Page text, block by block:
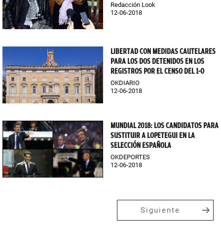
Redacción Look
12-06-2018
LIBERTAD CON MEDIDAS CAUTELARES
PARA LOS DOS DETENIDOS EN LOS
REGISTROS POR EL CENSO DEL 1-O
OKDIARIO
12-06-2018
MUNDIAL 2018: LOS CANDIDATOS PARA
SUSTITUIR A LOPETEGUI EN LA
SELECCIÓN ESPAÑOLA
OKDEPORTES
12-06-2018
Siguiente